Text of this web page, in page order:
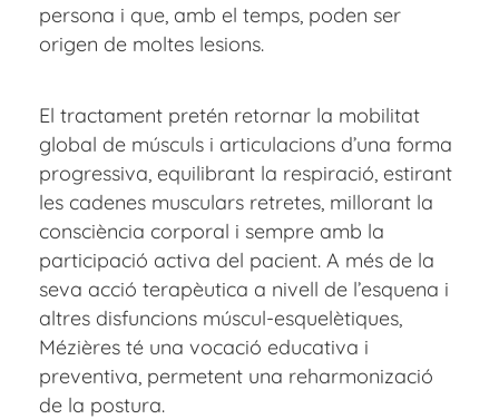
persona i que, amb el temps, poden ser
origen de moltes lesions.
El tractament pretén retornar la mobilitat
global de músculs i articulacions d’una forma
progressiva, equilibrant la respiració, estirant
les cadenes musculars retretes, millorant la
consciència corporal i sempre amb la
participació activa del pacient. A més de la
seva acció terapèutica a nivell de l’esquena i
altres disfuncions múscul-esquelètiques,
Mézières té una vocació educativa i
preventiva, permetent una reharmonizació
de la postura.